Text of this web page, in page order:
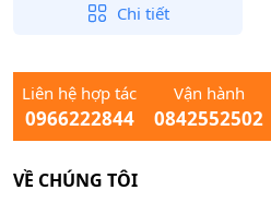
Chi tiết
Liên hệ hợp tác
0966222844
Vận hành
0842552502
VỀ CHÚNG TÔI